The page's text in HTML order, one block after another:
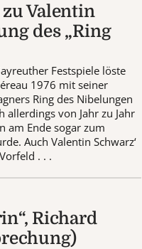
Valentin
des „Ring
Festspiele löste
1976 mit seiner
Ring des Nibelungen
allerdings von Jahr zu Jahr
am Ende sogar zum
Auch Valentin Schwarz‘
. . .
Richard